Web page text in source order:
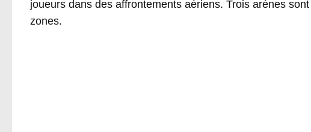
joueurs dans des affrontements aériens. Trois arènes
zones.